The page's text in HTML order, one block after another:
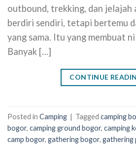
outbound, trekking, dan
berdiri sendiri, tetapi bertemu
yang sama. Itu yang membuat
Banyak […]
CONTINUE
Posted in Camping | Tagged camping
bogor, camping ground bogor, camping
camp bogor, gathering bogor, gathering